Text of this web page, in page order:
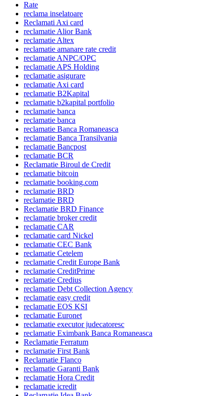
Rate
reclama inselatoare
Reclamati Axi card
reclamatie Alior Bank
reclamatie Altex
reclamatie amanare rate credit
reclamatie ANPC/OPC
reclamatie APS Holding
reclamatie asigurare
reclamatie Axi card
reclamatie B2Kapital
reclamatie b2kapital portfolio
reclamatie banca
reclamatie banca
reclamatie Banca Romaneasca
reclamatie Banca Transilvania
reclamatie Bancpost
reclamatie BCR
Reclamatie Biroul de Credit
reclamatie bitcoin
reclamatie booking.com
reclamatie BRD
reclamatie BRD
Reclamatie BRD Finance
reclamatie broker credit
reclamatie CAR
reclamatie card Nickel
reclamatie CEC Bank
reclamatie Cetelem
reclamatie Credit Europe Bank
reclamatie CreditPrime
reclamatie Credius
reclamatie Debt Collection Agency
reclamatie easy credit
reclamatie EOS KSI
reclamatie Euronet
reclamatie executor judecatoresc
reclamatie Eximbank Banca Romaneasca
Reclamatie Ferratum
reclamatie First Bank
Reclamatie Flanco
reclamatie Garanti Bank
reclamatie Hora Credit
reclamatie icredit